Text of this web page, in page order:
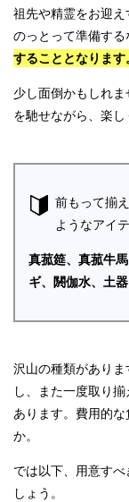
祖先や精霊をお迎
のっとって準備する
することとなります
少し面倒かもしれ
を馳せながら、楽し
前もって揃
ようなアイ
真菰筵、真菰牛
ギ、閼伽水、土
沢山の種類があり
し、また一度取り
あります。費用的
か。
では以下、用意す
しょう。